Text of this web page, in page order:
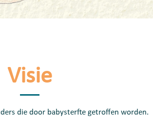
Visie
die door babysterfte getroffen worden.